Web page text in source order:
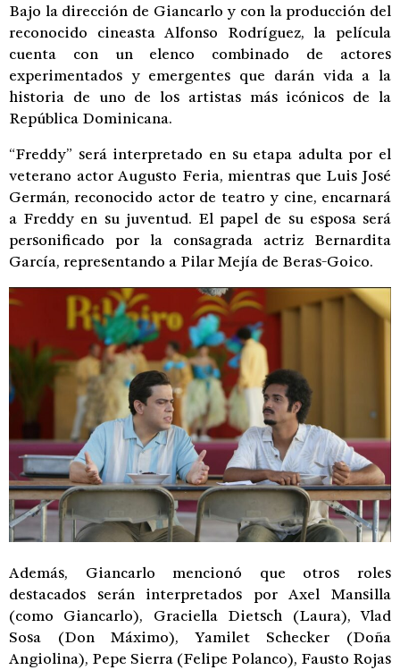
Bajo la dirección de Giancarlo y con la producción del
reconocido cineasta Alfonso Rodríguez, la película
cuenta con un elenco combinado de actores
experimentados y emergentes que darán vida a la
historia de uno de los artistas más icónicos de la
República Dominicana.
“Freddy” será interpretado en su etapa adulta por el
veterano actor Augusto Feria, mientras que Luis José
Germán, reconocido actor de teatro y cine, encarnará
a Freddy en su juventud. El papel de su esposa será
personificado por la consagrada actriz Bernardita
García, representando a Pilar Mejía de Beras-Goico.
Además, Giancarlo mencionó que otros roles
destacados serán interpretados por Axel Mansilla
(como Giancarlo), Graciella Dietsch (Laura), Vlad
Sosa (Don Máximo), Yamilet Schecker (Doña
Angiolina), Pepe Sierra (Felipe Polanco), Fausto Rojas